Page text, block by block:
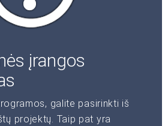
įrangos
galite pasirinkti iš
projektų. Taip pat yra